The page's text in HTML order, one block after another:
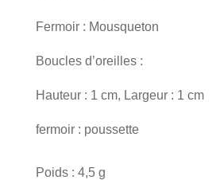
Fermoir : Mousqueton
Boucles d’oreilles :
Hauteur : 1 cm, Largeur : 1 cm
fermoir : poussette
Poids : 4,5 g